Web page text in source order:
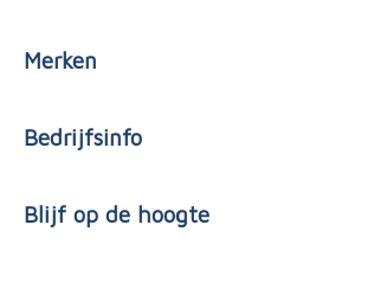
Merken
Bedrijfsinfo
Blijf op de hoogte